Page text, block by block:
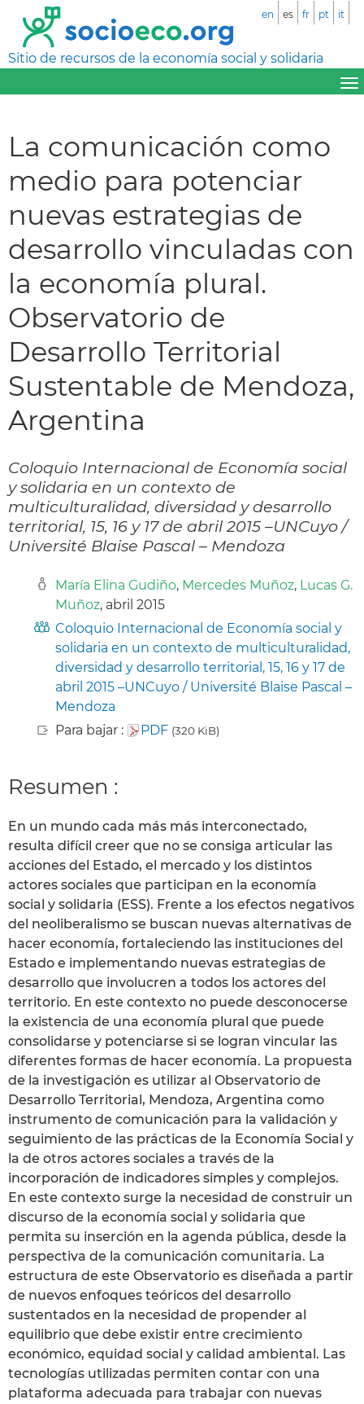
Sitio de recursos de la economía social y solidaria
en es fr pt it
La comunicación como
medio para potenciar
nuevas estrategias de
desarrollo vinculadas con
la economía plural.
Observatorio de
Desarrollo Territorial
Sustentable de Mendoza,
Argentina
Coloquio Internacional de Economía social
y solidaria en un contexto de
multiculturalidad, diversidad y desarrollo
territorial, 15, 16 y 17 de abril 2015 –UNCuyo /
Université Blaise Pascal – Mendoza
María Elina Gudiño, Mercedes Muñoz, Lucas G.
Muñoz, abril 2015
Coloquio Internacional de Economía social y
solidaria en un contexto de multiculturalidad,
diversidad y desarrollo territorial, 15, 16 y 17 de
abril 2015 –UNCuyo / Université Blaise Pascal –
Mendoza
Para bajar :
PDF (320 KiB)
Resumen :
En un mundo cada más más interconectado,
resulta difícil creer que no se consiga articular las
acciones del Estado, el mercado y los distintos
actores sociales que participan en la economía
social y solidaria (ESS). Frente a los efectos negativos
del neoliberalismo se buscan nuevas alternativas de
hacer economía, fortaleciendo las instituciones del
Estado e implementando nuevas estrategias de
desarrollo que involucren a todos los actores del
territorio. En este contexto no puede desconocerse
la existencia de una economía plural que puede
consolidarse y potenciarse si se logran vincular las
diferentes formas de hacer economía. La propuesta
de la investigación es utilizar al Observatorio de
Desarrollo Territorial, Mendoza, Argentina como
instrumento de comunicación para la validación y
seguimiento de las prácticas de la Economía Social y
la de otros actores sociales a través de la
incorporación de indicadores simples y complejos.
En este contexto surge la necesidad de construir un
discurso de la economía social y solidaria que
permita su inserción en la agenda pública, desde la
perspectiva de la comunicación comunitaria. La
estructura de este Observatorio es diseñada a partir
de nuevos enfoques teóricos del desarrollo
sustentados en la necesidad de propender al
equilibrio que debe existir entre crecimiento
económico, equidad social y calidad ambiental. Las
tecnologías utilizadas permiten contar con una
plataforma adecuada para trabajar con nuevas